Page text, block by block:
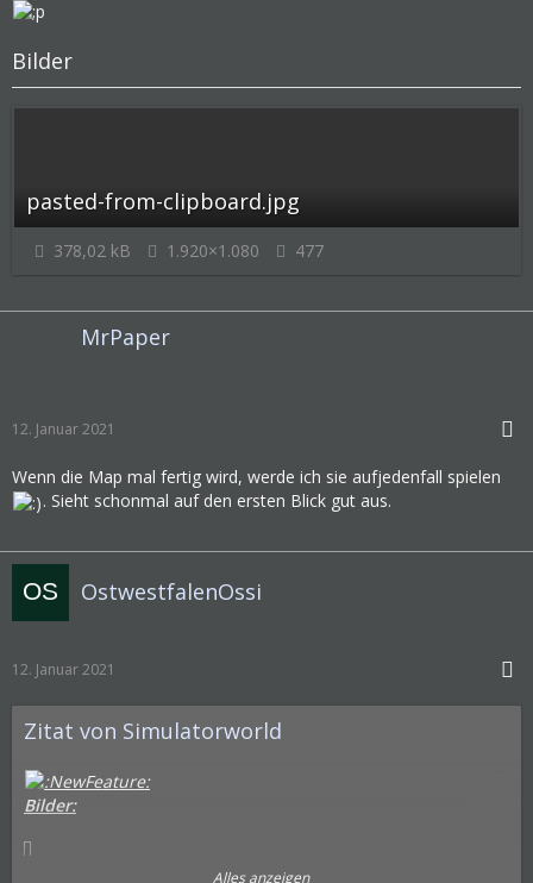
Bilder
pasted-from-clipboard.jpg
378,02 kB 1.920×1.080 477
MrPaper
12. Januar 2021
Wenn die Map mal fertig wird, werde ich sie aufjedenfall spielen
. Sieht schonmal auf den ersten Blick gut aus.
OstwestfalenOssi
12. Januar 2021
Zitat von Simulatorworld
Bilder:
Alles anzeigen